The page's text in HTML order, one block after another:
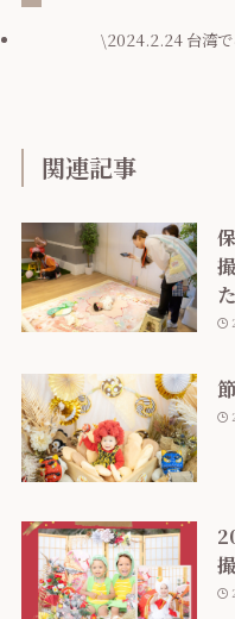
\2024.2.24 台湾で
関連記事